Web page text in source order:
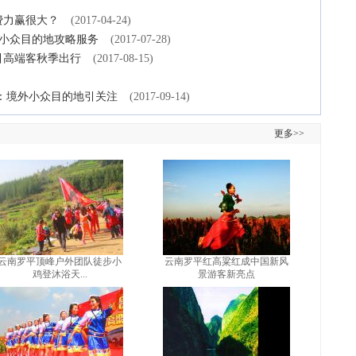
赢很大？
(2017-04-24)
众目的地攻略服务
(2017-07-28)
高端客秋季出行
(2017-08-15)
境外小众目的地引关注
(2017-09-14)
更多>>
南罗平顶峰户外团队徒步小
鸡登沐浴天...
云南罗平红高粱红成中国新风
景游客新亮点